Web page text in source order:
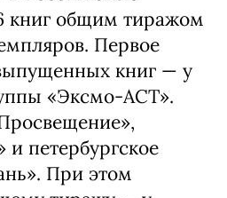
— 356 тысяч
— 344,2 тысячи
тысяч экземпляров.
в России было